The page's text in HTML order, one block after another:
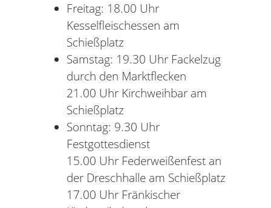
Freitag: 18.00 Uhr
Kesselfleischessen am
Schießplatz
Samstag: 19.30 Uhr Fackelzug
durch den Marktflecken
21.00 Uhr Kirchweihbar am
Schießplatz
Sonntag: 9.30 Uhr
Festgottesdienst
15.00 Uhr Federweißenfest an
der Dreschhalle am Schießplatz
17.00 Uhr Fränkischer